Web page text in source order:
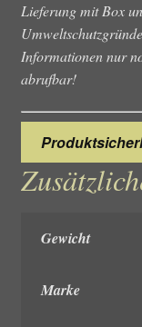
Lieferung mit Box
Informationen nur
abrufbar!
Gewicht
Marke